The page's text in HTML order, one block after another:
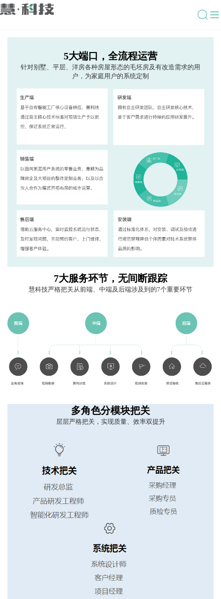
5大端口，全流程运营
针对别墅、平层、洋房各种房屋形态的毛坯房及有改造需求的用
户，为家庭用户的系统定制
7大服务环节，无间断跟踪
慧科技严格把关从前端、中端及后端涉及到的7个重要环节
多角色分模块把关
层层严格把关，实现质量、效率双提升